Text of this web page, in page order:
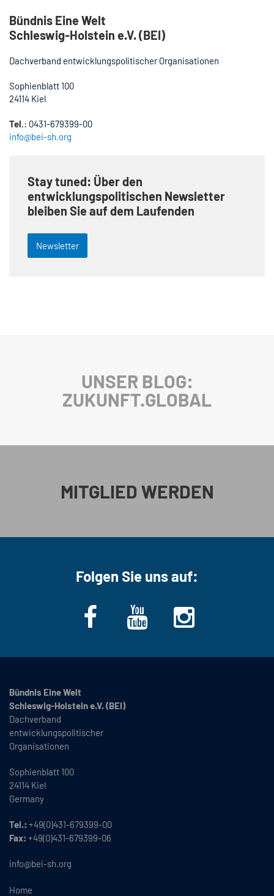
Bündnis Eine Welt
Schleswig-Holstein e.V. (BEI)
Dachverband entwicklungspolitischer Organisationen
Sophienblatt 100
24114 Kiel
Tel .: 0431-679399-00
info@bei-sh.org
Stay tuned: Über den
entwicklungspolitischen Newsletter
bleiben Sie auf dem Laufenden
Newsletter
UNSER BLOG:
ZUKUNFT.GLOBAL
MITGLIED WERDEN
Folgen Sie uns auf:
Bündnis Eine Welt
Schleswig-Holstein e.V. (BEI)
Dachverband
entwicklungspolitischer
Organisationen
Sophienblatt 100
24114 Kiel
Germany
Tel.: +49(0)431-679399-00
Fax: +49(0)431-679399-06
info@bei-sh.org
Home